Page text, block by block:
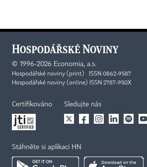
© 1996-2026 Economia, a.s.
Hospodářské noviny (print) ISSN 0862-9587
Hospodářské noviny (online) ISSN 2787-950X
Certifikováno Sledujte nás
Stáhněte si aplikaci HN